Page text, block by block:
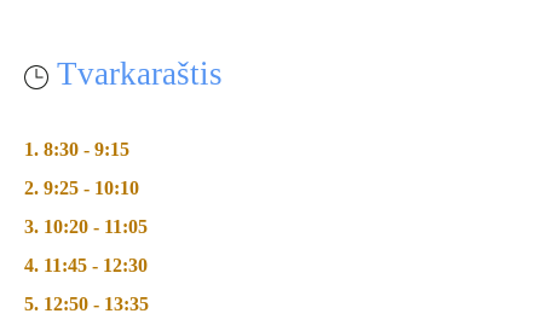
Tvarkaraštis
1. 8:30 - 9:15
2. 9:25 - 10:10
3. 10:20 - 11:05
4. 11:45 - 12:30
5. 12:50 - 13:35